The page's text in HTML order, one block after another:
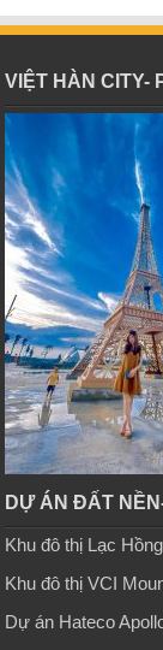
VIỆT HÀN CITY-
DỰ ÁN ĐẤT
Khu đô thị Lạc
Khu đô thị VCI
Dự án Hateco